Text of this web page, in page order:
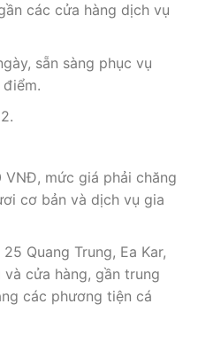
các cửa hàng dịch vụ
sẵn sàng phục vụ
mức giá phải chăng
cơ bản và dịch vụ gia
Quang Trung, Ea Kar,
cửa hàng, gần trung
các phương tiện cá